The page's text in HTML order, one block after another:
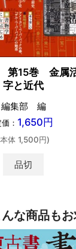
第15巻 金属
字と近代
編集部 編
： 1,650円
体 1,500円)
品切
な商品もお